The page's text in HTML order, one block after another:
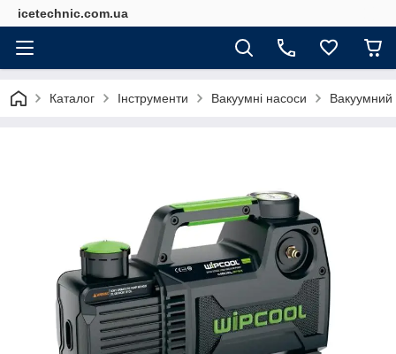
icetechnic.com.ua
Каталог Інструменти Вакуумні насоси Вакуумний